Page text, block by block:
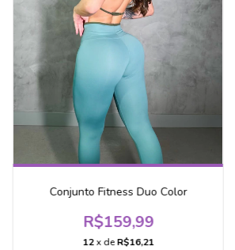
Conjunto Fitness Duo Color
R$159,99
12x deR$16,21